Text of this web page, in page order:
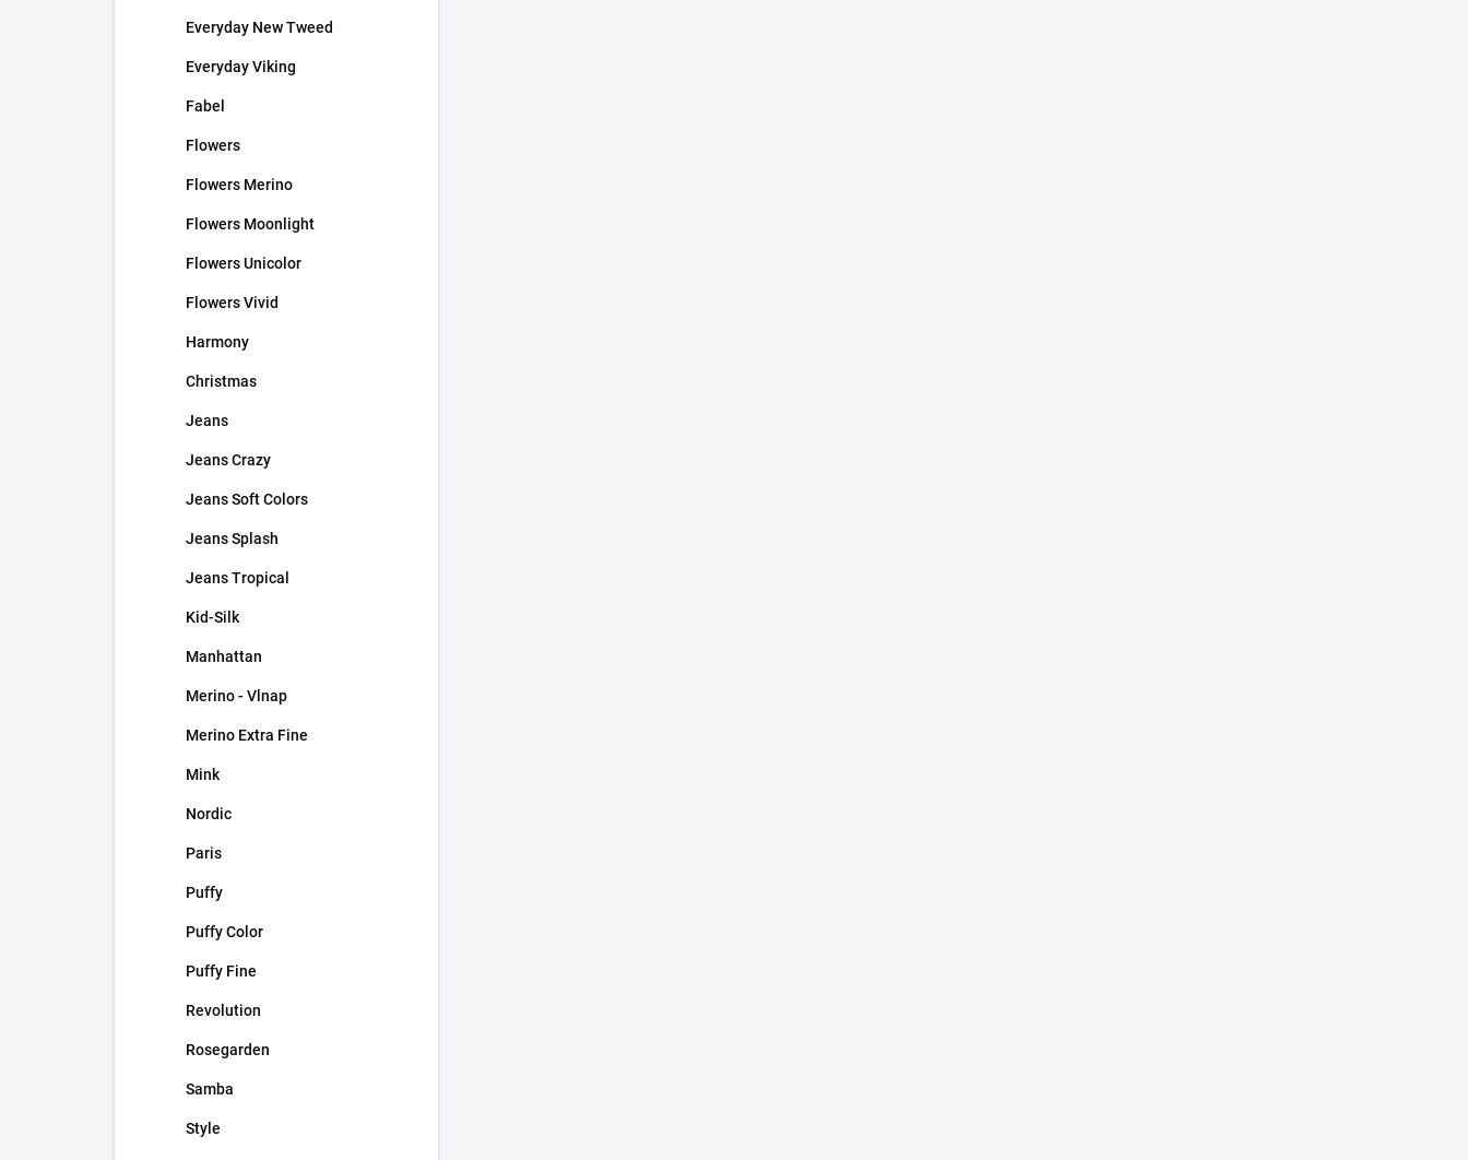
Everyday New Tweed
Everyday Viking
Fabel
Flowers
Flowers Merino
Flowers Moonlight
Flowers Unicolor
Flowers Vivid
Harmony
Christmas
Jeans
Jeans Crazy
Jeans Soft Colors
Jeans Splash
Jeans Tropical
Kid-Silk
Manhattan
Merino - Vlnap
Merino Extra Fine
Mink
Nordic
Paris
Puffy
Puffy Color
Puffy Fine
Revolution
Rosegarden
Samba
Style